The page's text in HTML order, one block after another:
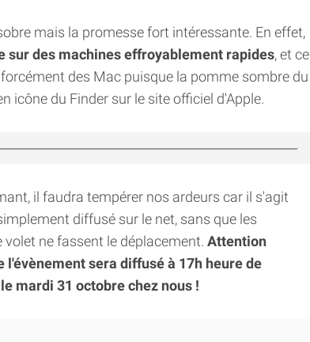
mais la promesse fort intéressante. En effet,
sur des machines effroyablement rapides, et ce
des Mac puisque la pomme sombre du
icône du Finder sur le site officiel d'Apple.
il faudra tempérer nos ardeurs car il s'agit
diffusé sur le net, sans que les
ne fassent le déplacement. Attention
sera diffusé à 17h heure de
mardi 31 octobre chez nous !